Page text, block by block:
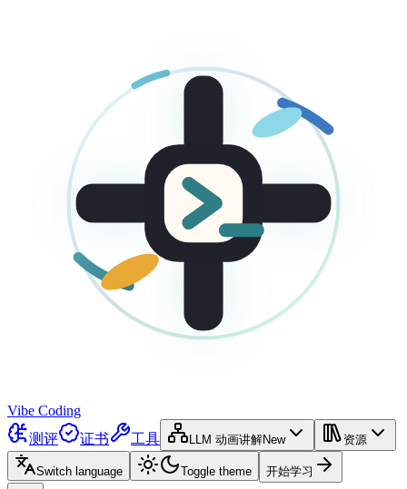
Vibe Coding
测评
证书 工具 LLM 动画讲解New 资源
Switch language Toggle theme 开始学习